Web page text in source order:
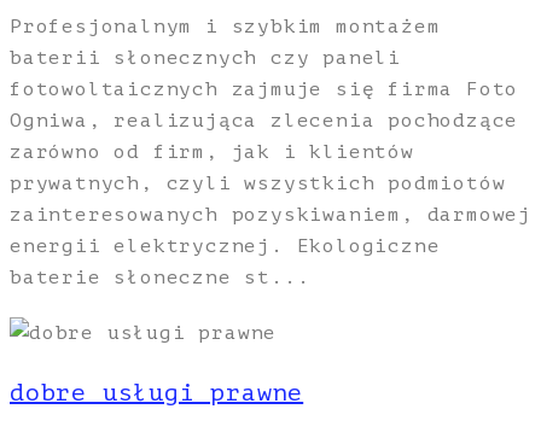
Profesjonalnym i szybkim montażem
baterii słonecznych czy paneli
fotowoltaicznych zajmuje się firma Foto
Ogniwa, realizująca zlecenia pochodzące
zarówno od firm, jak i klientów
prywatnych, czyli wszystkich podmiotów
zainteresowanych pozyskiwaniem, darmowej
energii elektrycznej. Ekologiczne
baterie słoneczne st...
dobre usługi prawne